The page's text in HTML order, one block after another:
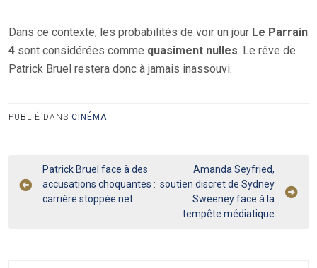
Dans ce contexte, les probabilités de voir un jour Le Parrain
4 sont considérées comme quasiment nulles. Le rêve de
Patrick Bruel restera donc à jamais inassouvi.
PUBLIÉ DANS CINÉMA
Navigation
de
Patrick Bruel face à des
accusations choquantes :
carrière stoppée net
Amanda Seyfried,
soutien discret de Sydney
Sweeney face à la
tempête médiatique